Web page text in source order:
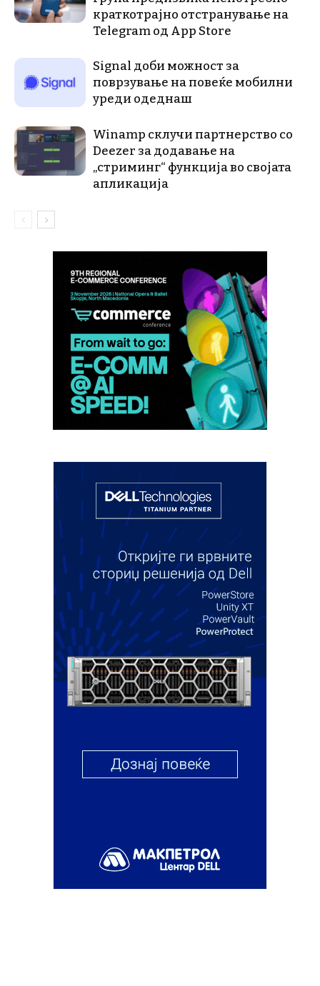
краткотрајно отстранување на
Telegram од App Store
Signal доби можност за
поврзување на повеќе мобилни
уреди одеднаш
Winamp склучи партнерство со
Deezer за додавање на
„стриминг“ функција во својата
апликација